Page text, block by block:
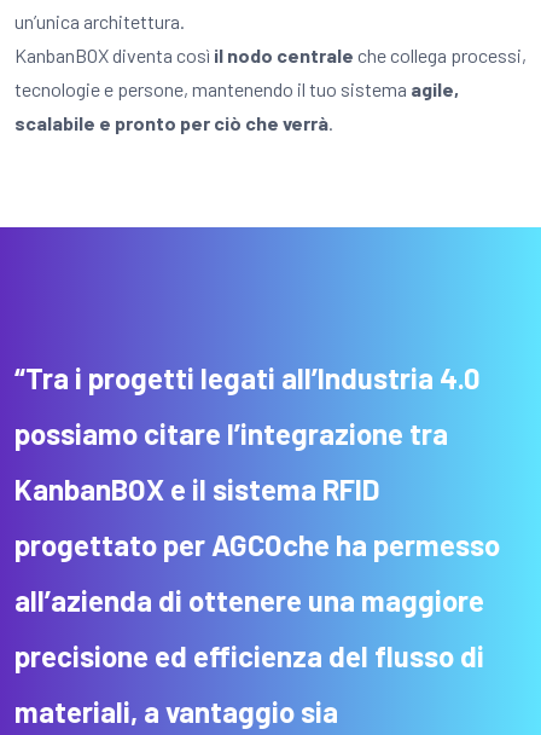
un’unica architettura.
KanbanBOX diventa così il nodo centrale che collega processi,
tecnologie e persone, mantenendo il tuo sistema agile,
scalabile e pronto per ciò che verrà.
“Tra i progetti legati all’Industria 4.0
possiamo citare l’integrazione tra
KanbanBOX e il sistema RFID
progettato per AGCOche ha permesso
all’azienda di ottenere una maggiore
precisione ed efficienza del flusso di
materiali, a vantaggio sia